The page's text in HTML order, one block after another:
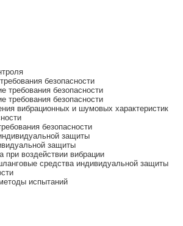
безопасности
требования безопасности
требования безопасности
вибрационных и шумовых характеристик
безопасности
защиты
защиты
при воздействии вибрации
средства индивидуальной защиты
испытаний